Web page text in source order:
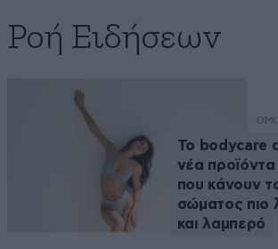
Ροή Ειδήσεων
Το bodycare
νέα προϊόντα
που κάνουν
σώματος πιο
και λαμπερό